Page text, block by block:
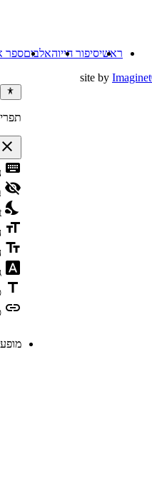
ראשיסיפור חייוהאלבוםספר
site by Imaginet
close
keyboard
visibility_off
nights_stay
format_size
text_fields
font_download
title
link